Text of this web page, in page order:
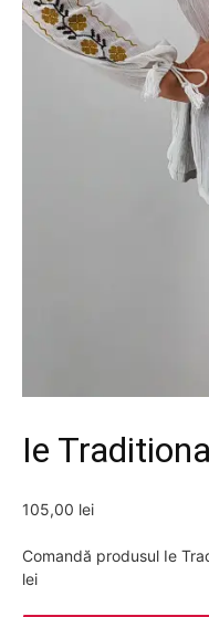
Ie
105,00 lei
Comandă produsul Ie
lei